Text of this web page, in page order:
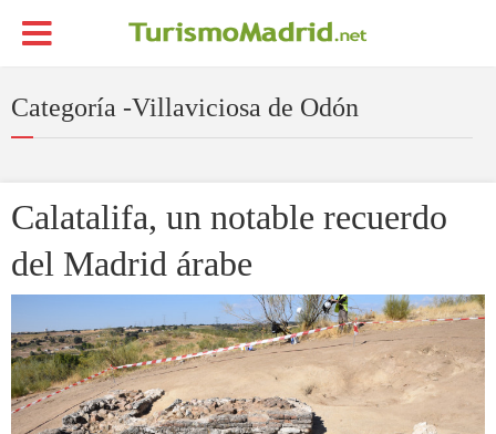
Categoría -Villaviciosa de Odón
Calatalifa, un notable recuerdo
del Madrid árabe